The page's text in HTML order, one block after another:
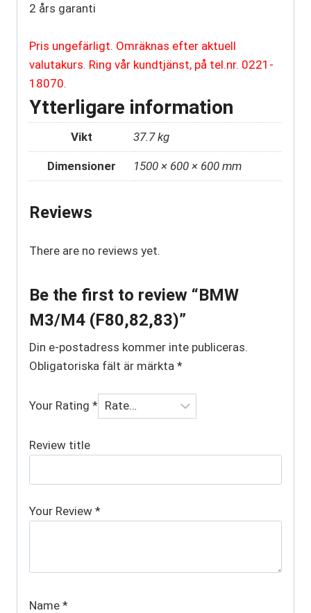
2 års garanti
Pris ungefärligt. Omräknas efter aktuell
valutakurs. Ring vår kundtjänst, på tel.nr. 0221-
18070.
Ytterligare information
Vikt 37.7 kg
Dimensioner 1500 × 600 × 600 mm
Reviews
There are no reviews yet.
Be the first to review “BMW
M3/M4 (F80,82,83)”
Din e-postadress kommer inte publiceras.
Obligatoriska fält är märkta *
Your Rating *
Review title
Your Review *
Name *